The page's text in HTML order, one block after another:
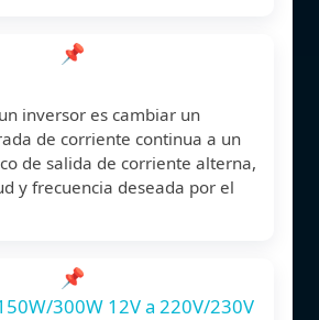
📌
inversor es cambiar un
de corriente continua a un
de salida de corriente alterna,
y frecuencia deseada por el
📌
300W 12V a 220V/230V